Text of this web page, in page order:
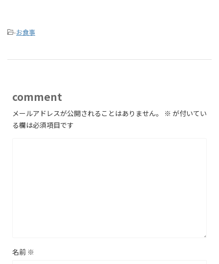
-お食事
comment
メールアドレスが公開されることはありません。 ※ が付いてい
る欄は必須項目です
名前 ※